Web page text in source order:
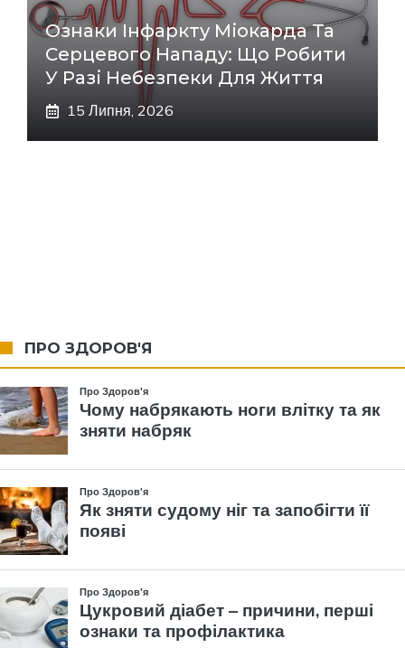
Ознаки Інфаркту Міокарда Та
Серцевого Нападу: Що Робити
У Разі Небезпеки Для Життя
15 Липня, 2026
ПРО ЗДОРОВ'Я